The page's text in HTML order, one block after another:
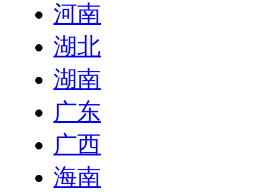
河南
湖北
湖南
广东
广西
海南